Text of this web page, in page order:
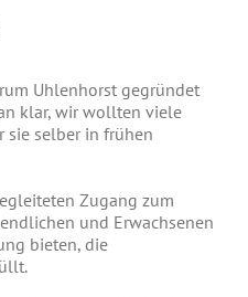
Uhlenhorst gegründet
klar, wir wollten viele
sie selber in frühen
Zugang zum
und Erwachsenen
bieten, die